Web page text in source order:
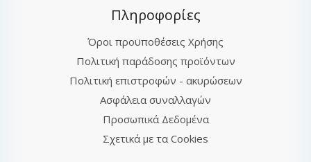
Πληροφορίες
Όροι προϋποθέσεις Χρήσης
Πολιτική παράδοσης προϊόντων
Πολιτική επιστροφών - ακυρώσεων
Ασφάλεια συναλλαγών
Προσωπικά Δεδομένα
Σχετικά με τα Cookies